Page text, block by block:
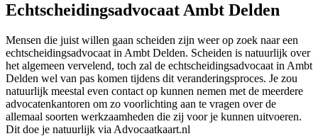
Echtscheidingsadvocaat Ambt Delden
Mensen die juist willen gaan scheiden zijn weer op zoek naar een
echtscheidingsadvocaat in Ambt Delden. Scheiden is natuurlijk over
het algemeen vervelend, toch zal de echtscheidingsadvocaat in Ambt
Delden wel van pas komen tijdens dit veranderingsproces. Je zou
natuurlijk meestal even contact op kunnen nemen met de meerdere
advocatenkantoren om zo voorlichting aan te vragen over de
allemaal soorten werkzaamheden die zij voor je kunnen uitvoeren.
Dit doe je natuurlijk via Advocaatkaart.nl